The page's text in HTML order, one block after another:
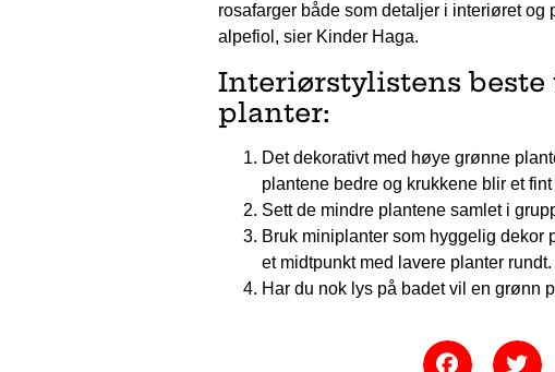
rosafarger både som detaljer i interiøret
alpefiol, sier Kinder Haga.
Interiørstylistens
planter:
Det dekorativt med høye grønne
plantene bedre og krukkene blir et
Sett de mindre plantene samlet i
Bruk miniplanter som hyggelig dekor
et midtpunkt med lavere planter rundt.
Har du nok lys på badet vil en grønn